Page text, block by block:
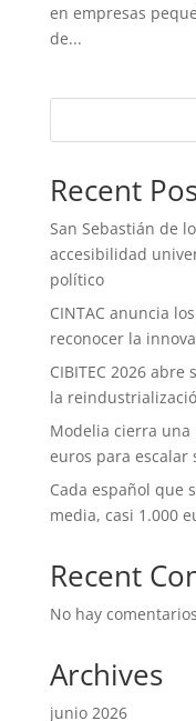
en empresas
de...
Recent
San Sebastián de
accesibilidad
político
CINTAC anuncia
reconocer la
CIBITEC 2026
la
Modelia cierra una
euros para escalar
Cada español que
media, casi 1.000
Recent
No hay
Archives
junio 2026